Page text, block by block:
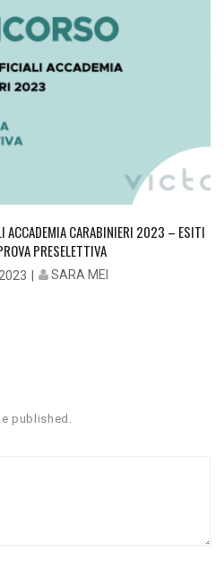
ACCADEMIA CARABINIERI 2023 – ESITI
PRESELETTIVA
SARA MEI
published.